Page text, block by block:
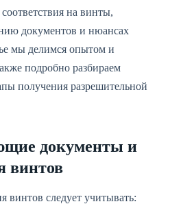
на винты,
документов и нюансах
мы делимся опытом и
подробно разбираем
получения разрешительной
документы и
винтов
винтов следует учитывать: